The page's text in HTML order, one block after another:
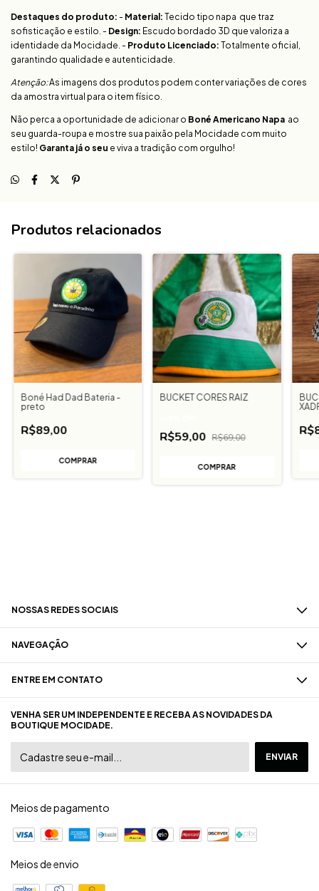
Destaques do produto: - Material: Tecido tipo napa que traz
sofisticação e estilo. - Design: Escudo bordado 3D que valoriza a
identidade da Mocidade. - Produto Licenciado: Totalmente oficial,
garantindo qualidade e autenticidade.
Atenção:As imagens dos produtos podem conter variações de cores
da amostra virtual para o item físico.
Não perca a oportunidade de adicionar o Boné Americano Napa ao
seu guarda-roupa e mostre sua paixão pela Mocidade com muito
estilo! Garanta já o seu e viva a tradição com orgulho!
Produtos relacionados
Boné Had Dad Bateria -
preto
R$89,00
BUCKET CORES RAIZ
R$59,00 R$69,00
NOSSAS REDES SOCIAIS
NAVEGAÇÃO
ENTRE EM CONTATO
VENHA SER UM INDEPENDENTE E RECEBA AS NOVIDADES DA
BOUTIQUE MOCIDADE.
Meios de pagamento
Meios de envio